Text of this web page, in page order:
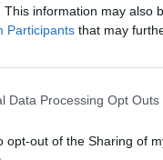
This information may also
Participants that may
Data Processing Opt Outs
opt-out of the Sharing of
ligoniai
savo turtu.
veikė nuo
liks viena